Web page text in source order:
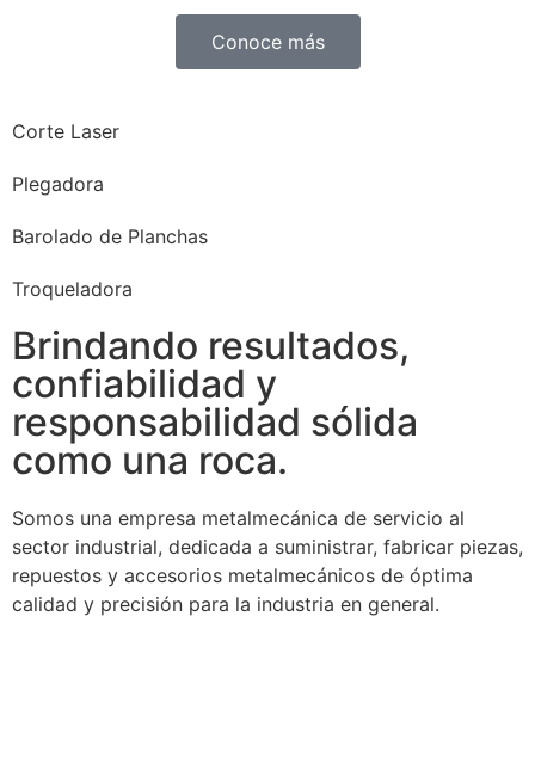
Conoce más
Corte Laser
Plegadora
Barolado de Planchas
Troqueladora
Brindando resultados,
confiabilidad y
responsabilidad sólida
como una roca.
Somos una empresa metalmecánica de servicio al
sector industrial, dedicada a suministrar, fabricar piezas,
repuestos y accesorios metalmecánicos de óptima
calidad y precisión para la industria en general.